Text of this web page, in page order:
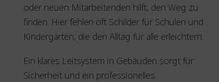
oder neuen Mitarbeitenden hilft, den Weg zu
finden. Hier fehlen oft Schilder für Schulen und
Kindergärten, die den Alltag für alle erleichtern.
Ein klares Leitsystem in Gebäuden sorgt für
Sicherheit und ein professionelles